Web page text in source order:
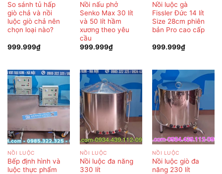
So sánh tủ hấp
giò chả và nồi
luộc giò chả nên
chọn loại nào?
999.999₫
Nồi nấu phở
Senko Max 30 lít
và 50 lít hầm
xương theo yêu
cầu
999.999₫
Nồi luộc gà
Fissler Đức 14 lít
Size 28cm phiên
bản Pro cao cấp
999.999₫
NỒI LUỘC
Bếp định hình và
luộc thực phẩm
NỒI LUỘC
Nồi luộc đa năng
330 lít
NỒI LUỘC
Nồi luộc giò đa
năng 230 lít